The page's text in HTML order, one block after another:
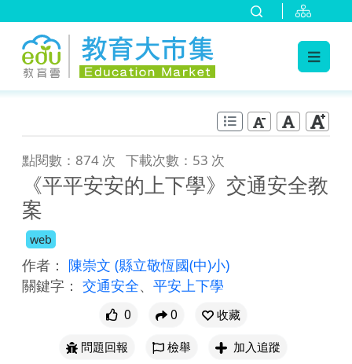
點閱數：874 次 下載次數：53 次
《平平安安的上下學》交通安全教
案
web
作者： 陳崇文 (縣立敬恆國(中)小)
關鍵字： 交通安全、 平安上下學
0 0
收藏
問題回報
檢舉 加入追蹤